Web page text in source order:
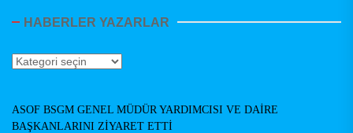
HABERLER YAZARLAR
Haberler
ASOF BSGM GENEL MÜDÜR YARDIMCISI VE DAİRE
BAŞKANLARINI ZİYARET ETTİ